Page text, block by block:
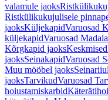
valamule jaoks
Ristkülikukujulisele
jaoksKüljekapidVaruosad
küljekapidVaruosad
Kõrgkapid jaoks
jaoksSeinakapidVaruosad
Muu mööbel jaoks
jaoksTarvikudVaruosad
hoiustamiskarbid